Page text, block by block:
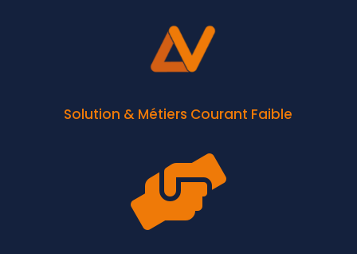
Solution & Métiers Courant Faible
